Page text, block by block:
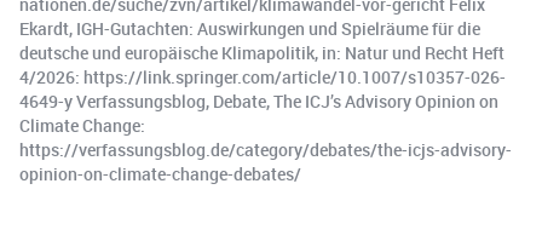
Ekardt, IGH-Gutachten: Auswirkungen und Spielräume für die
deutsche und europäische Klimapolitik, in: Natur und Recht Heft
4/2026: https://link.springer.com/article/10.1007/s10357-026-
4649-y Verfassungsblog, Debate, The ICJ’s Advisory Opinion on
Climate Change:
https://verfassungsblog.de/category/debates/the-icjs-advisory-
opinion-on-climate-change-debates/